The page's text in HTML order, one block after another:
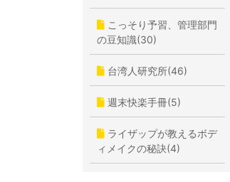
こっそり予習、管理部門
の豆知識(30)
台湾人研究所(46)
週末快楽手冊(5)
ライザップが教えるボデ
ィメイクの秘訣(4)